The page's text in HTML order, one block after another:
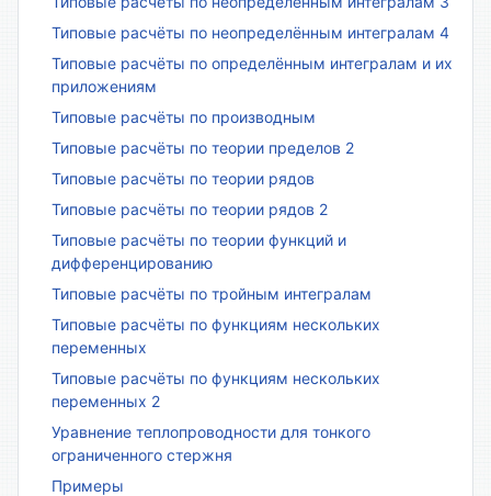
Типовые расчёты по неопределённым интегралам 4
Типовые расчёты по определённым интегралам и их
приложениям
Типовые расчёты по производным
Типовые расчёты по теории пределов 2
Типовые расчёты по теории рядов
Типовые расчёты по теории рядов 2
Типовые расчёты по теории функций и
дифференцированию
Типовые расчёты по тройным интегралам
Типовые расчёты по функциям нескольких
переменных
Типовые расчёты по функциям нескольких
переменных 2
Уравнение теплопроводности для тонкого
ограниченного стержня
Примеры